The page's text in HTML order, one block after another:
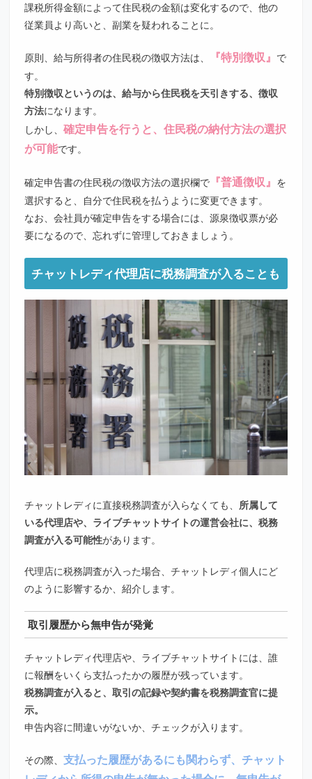
課税所得金額によって住民税の金額は変化するので、他の
従業員より高いと、副業を疑われることに。
原則、給与所得者の住民税の徴収方法は、 『特別徴収』 で
す。
特別徴収というのは、給与から住民税を天引きする、徴収
方法になります。
しかし、確定申告を行うと、住民税の納付方法の選択
が可能です。
確定申告書の住民税の徴収方法の選択欄で 『普通徴収』 を
選択すると、自分で住民税を払うように変更できます。
なお、会社員が確定申告をする場合には、源泉徴収票が必
要になるので、忘れずに管理しておきましょう。
チャットレディ代理店に税務調査が入ることも
チャットレディに直接税務調査が入らなくても、 所属して
いる代理店や、ライブチャットサイトの運営会社に、税務
調査が入る可能性があります。
代理店に税務調査が入った場合、チャットレディ個人にど
のように影響するか、紹介します。
取引履歴から無申告が発覚
チャットレディ代理店や、ライブチャットサイトには、誰
に報酬をいくら支払ったかの履歴が残っています。
税務調査が入ると、取引の記録や契約書を税務調査官に提
示。
申告内容に間違いがないか、チェックが入ります。
その際、支払った履歴があるにも関わらず、チャット